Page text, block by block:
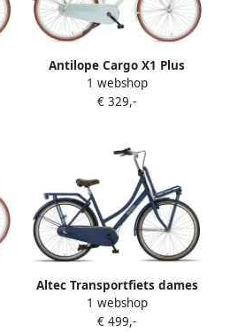
Antilope Cargo X1 Plus
Transportfiets 28 Inch Mat
Lichtgroen
1 webshop
€ 329,-
Altec Transportfiets dames
Vintage 28 Inch 53 cm
Dames 3V Terugtraprem
1 webshop
€ 499,-